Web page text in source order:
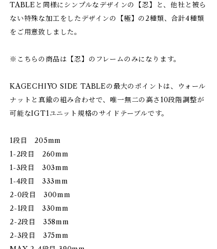
TABLEと同様にシンプルなデザインの【忍】と、他社と被ら
ない特殊な加工をしたデザインの【極】の2種類、合計4種類
をご用意致しました。
※こちらの商品は【忍】のフレームのみになります。
KAGECHIYO SIDE TABLEの最大のポイントは、ウォール
ナットと真鍮の組み合わせで、唯一無二の高さ10段階調整が
可能なIGT1ユニット規格のサイドテーブルです。
1段目 205mm
1-2段目 260mm
1-3段目 303mm
1-4段目 333mm
2-0段目 300mm
2-1段目 330mm
2-2段目 358mm
2-3段目 375mm